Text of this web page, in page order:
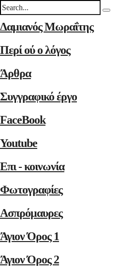
Δαμιανός Μωραΐτης
Περί ού ο λόγος
Άρθρα
Συγγραφικό έργο
FaceBook
Youtube
Επι - κοινωνία
Φωτογραφίες
Ασπρόμαυρες
Άγιον Όρος 1
Άγιον Όρος 2